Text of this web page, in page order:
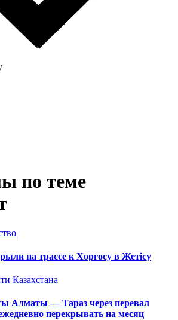
по теме
на трассе к Хоргосу в Жетісу
Казахстана
Алматы — Тараз через перевал
перекрывать на месяц